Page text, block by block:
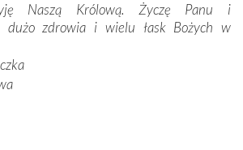
Apostołów Fatimy reprezentanci
pokoleń. Najmłodszy uczestnik
zaś senior, pan Zdzisław – już 94.
by tu przyjechać
– księdza Krzysztofa.
Naszą Królową. Życzę Panu i
dużo zdrowia i wielu łask Bożych w